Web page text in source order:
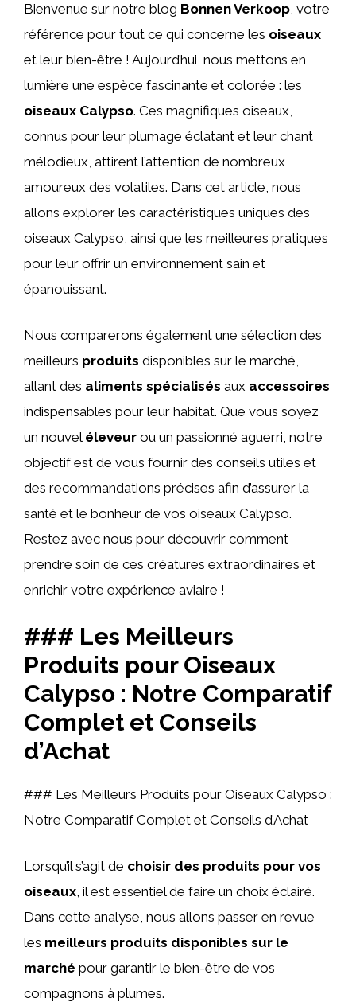
Bienvenue sur notre blog Bonnen Verkoop, votre
référence pour tout ce qui concerne les oiseaux
et leur bien-être ! Aujourd’hui, nous mettons en
lumière une espèce fascinante et colorée : les
oiseaux Calypso. Ces magnifiques oiseaux,
connus pour leur plumage éclatant et leur chant
mélodieux, attirent l’attention de nombreux
amoureux des volatiles. Dans cet article, nous
allons explorer les caractéristiques uniques des
oiseaux Calypso, ainsi que les meilleures pratiques
pour leur offrir un environnement sain et
épanouissant.
Nous comparerons également une sélection des
meilleurs produits disponibles sur le marché,
allant des aliments spécialisés aux accessoires
indispensables pour leur habitat. Que vous soyez
un nouvel éleveur ou un passionné aguerri, notre
objectif est de vous fournir des conseils utiles et
des recommandations précises afin d’assurer la
santé et le bonheur de vos oiseaux Calypso.
Restez avec nous pour découvrir comment
prendre soin de ces créatures extraordinaires et
enrichir votre expérience aviaire !
### Les Meilleurs
Produits pour Oiseaux
Calypso : Notre Comparatif
Complet et Conseils
d’Achat
### Les Meilleurs Produits pour Oiseaux Calypso :
Notre Comparatif Complet et Conseils d’Achat
Lorsqu’il s’agit de choisir des produits pour vos
oiseaux , il est essentiel de faire un choix éclairé.
Dans cette analyse, nous allons passer en revue
les meilleurs produits disponibles sur le
marché pour garantir le bien-être de vos
compagnons à plumes.